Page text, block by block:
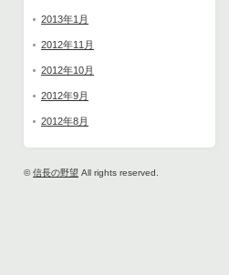
2013年1月
2012年11月
2012年10月
2012年9月
2012年8月
©信長の野望 All rights reserved.